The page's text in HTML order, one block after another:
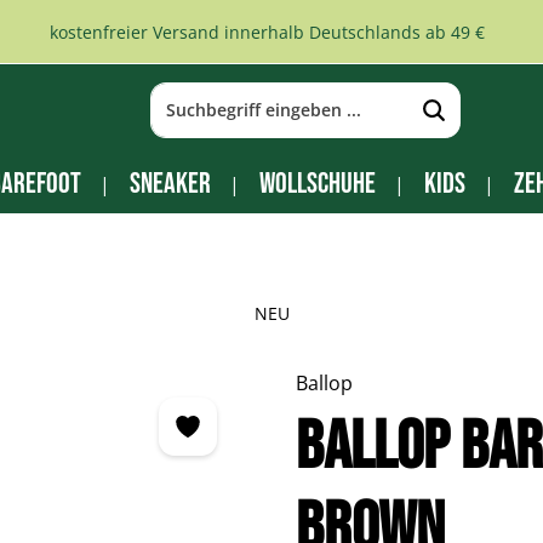
kostenfreier Versand innerhalb Deutschlands ab 49 €
Sneaker Wollschuhe Kids
NEU
Ballop
Ballop